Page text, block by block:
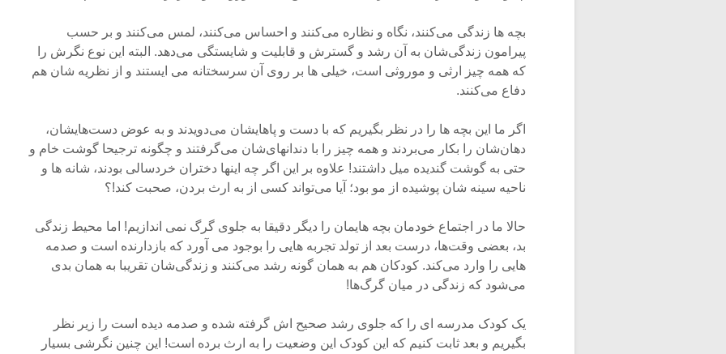
بچه ها زندگی می‌کنند، نگاه و نظاره می‌کنند و احساس می‌کنند، لمس می‌کنند و بر حسب
پیرامون زندگی‌شان به آن رشد و گسترش و قابلیت و شایستگی می‌دهد. البته این نوع نگرش را
که همه چیز ارثی و موروثی است، خیلی ها بر روی آن سرسختانه می ایستند و از نظریه شان هم
دفاع می‌کنند.
اگر ما این بچه ها را در نظر بگیریم که با دست و پاهایشان می‌دویدند و به عوض دست‌هایشان،
دهان‌شان را بکار می‌بردند و همه چیز را با دندانهای‌شان می‌گرفتند و چگونه ترجیحا گوشت خام و
حتی به گوشت گندیده میل داشتند! علاوه بر این اگر چه اینها دختران خردسالی بودند، شانه ها و
ناحیه سینه شان پوشیده از مو بود؛ آیا می‌تواند کسی از به ارث بردن، صحبت کند!؟
حالا ما در اجتماع خودمان بچه هایمان را دیگر دقیقا به جلوی گرگ نمی اندازیم! اما محیط زندگی
بد، بعضی وقت‌ها، درست بعد از تولد تجربه هایی را بوجود می آورد که بازدارنده است و صدمه
هایی را وارد می‌کند. کودکان هم به همان گونه رشد می‌کنند و زندگی‌شان تقریبا به همان بدی
می‌شود که زندگی در میان گرگ‌ها!
یک کودک مدرسه ای را که جلوی رشد صحیح اش گرفته شده و صدمه دیده است را زیر نظر
بگیریم و بعد ثابت کنیم که این کودک این وضعیت را به ارث برده است! این چنین نگرشی بسیار